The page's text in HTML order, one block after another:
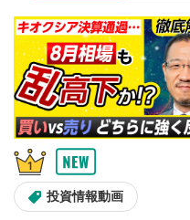
スライダーを上下すると
スマートフォンで視聴の
してください。
8
字幕設定
クリックすると字幕を付
字幕は自動生成です。
スマートフォンで視聴の
より選択できます。
9
再生速度/画質の設定
投資情報動画